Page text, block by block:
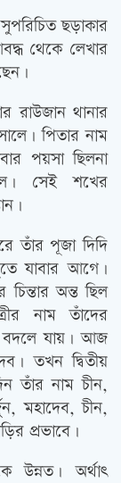
ছড়াকার
থেকে লেখার
রাউজান থানার
পিতার নাম
পয়সা ছিলনা
সেই শখের
তাঁর পূজা দিদি
যাবার আগে।
অন্ত ছিল
নাম তাঁদের
বদলে যায়। আজ
তখন দ্বিতীয়
তাঁর নাম চীন,
মহাদেব, চীন,
প্রভাবে।
উন্নত। অর্থাত্‍